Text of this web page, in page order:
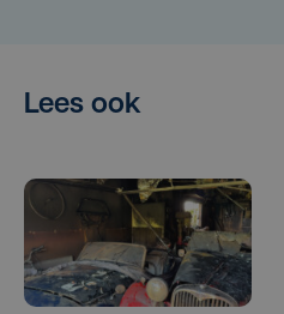
Lees ook